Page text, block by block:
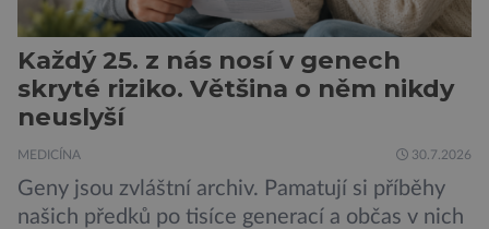
Každý 25. z nás nosí v genech
skryté riziko. Většina o něm nikdy
neuslyší
MEDICÍNA 30.7.2026
Geny jsou zvláštní archiv. Pamatují si příběhy
našich předků po tisíce generací a občas v nich